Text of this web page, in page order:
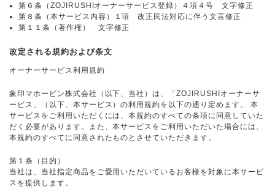
第６条（ZOJIRUSHIオーナーサービス登録）４項４号 文字修正
第８条（本サービス内容）１項 改正民法対応に伴う文言修正
第１１条（著作権） 文字修正
改定される規約および条文
オーナーサービス利用規約
象印マホービン株式会社（以下、当社）は、「ZOJIRUSHIオーナーサ
ービス」（以下、本サービス）の利用規約を以下の通り定めます。 本
サービスをご利用いただくには、本規約のすべての条項に同意していた
だく必要があります。また、本サービスをご利用いただいた場合には、
本規約のすべてに同意されたものとさせていただきます。
第１条（目的）
当社は、当社指定商品をご愛用いただいているお客様を対象に本サービ
スを提供します。